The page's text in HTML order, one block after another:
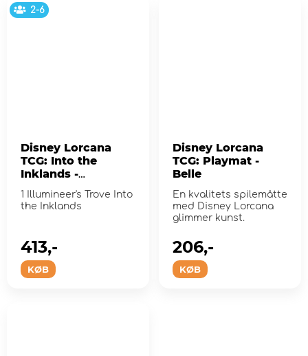
2-6
Disney Lorcana
TCG: Into the
Inklands -
Illumineer's Trove
1 Illumineer's Trove Into
the Inklands
KØB
413,-
Disney Lorcana
TCG: Playmat -
Belle
En kvalitets spilemåtte
med Disney Lorcana
glimmer kunst.
KØB
206,-